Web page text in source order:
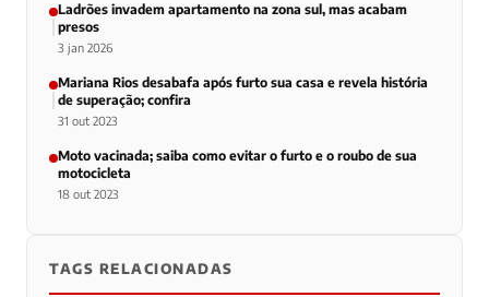
Ladrões invadem apartamento na zona sul, mas acabam
presos
3 jan 2026
Mariana Rios desabafa após furto sua casa e revela história
de superação; confira
31 out 2023
Moto vacinada; saiba como evitar o furto e o roubo de sua
motocicleta
18 out 2023
TAGS RELACIONADAS